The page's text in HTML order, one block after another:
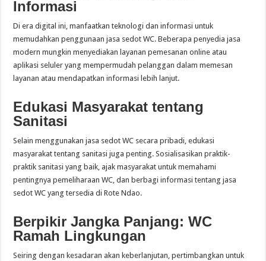
Informasi
Di era digital ini, manfaatkan teknologi dan informasi untuk
memudahkan penggunaan jasa sedot WC. Beberapa penyedia jasa
modern mungkin menyediakan layanan pemesanan online atau
aplikasi seluler yang mempermudah pelanggan dalam memesan
layanan atau mendapatkan informasi lebih lanjut.
Edukasi Masyarakat tentang
Sanitasi
Selain menggunakan jasa sedot WC secara pribadi, edukasi
masyarakat tentang sanitasi juga penting. Sosialisasikan praktik-
praktik sanitasi yang baik, ajak masyarakat untuk memahami
pentingnya pemeliharaan WC, dan berbagi informasi tentang jasa
sedot WC yang tersedia di Rote Ndao.
Berpikir Jangka Panjang: WC
Ramah Lingkungan
Seiring dengan kesadaran akan keberlanjutan, pertimbangkan untuk